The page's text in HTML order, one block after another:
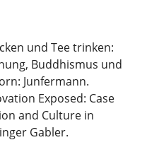
und Tee trinken:
Buddhismus und
Junfermann.
Exposed: Case
and Culture in
Gabler.